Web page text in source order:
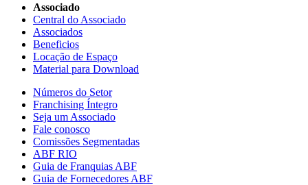
Associado
Central do Associado
Associados
Beneficios
Locação de Espaço
Material para Download
Números do Setor
Franchising Íntegro
Seja um Associado
Fale conosco
Comissões Segmentadas
ABF RIO
Guia de Franquias ABF
Guia de Fornecedores ABF